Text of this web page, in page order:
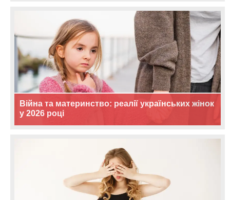
Війна та материнство: реалії українських жінок
у 2026 році